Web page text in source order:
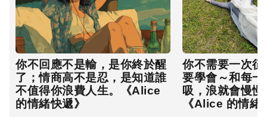
你不回應不是輸，是你終於醒
了；情商高不是忍，是知道誰
不值得你浪費人生。《Alice
的情緒快遞》
你不需要一次
要學會～和每
吸，浪就會慢
《Alice 的情緒